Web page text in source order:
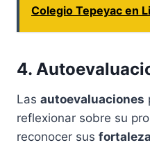
Colegio Tepeyac en
4.
Las autoevaluaciones
reflexionar sobre su
reconocer sus